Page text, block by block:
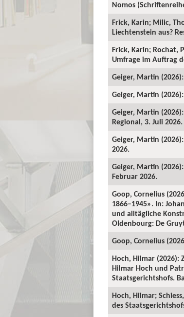
Nomos
Frick, Karin; Milic,
Liechtenstein aus?
Frick, Karin; Rochat,
Umfrage im Auftrag
Geiger, Martin
Geiger, Martin
Geiger, Martin
Regional, 3. Juli 2026.
Geiger, Martin
2026.
Geiger, Martin
Februar 2026.
Goop, Cornelius
1866–1945». In:
und alltägliche
Oldenbourg: De
Goop, Cornelius
Hoch, Hilmar (2026):
Hilmar Hoch und
Staatsgerichtshofs.
Hoch, Hilmar;
des